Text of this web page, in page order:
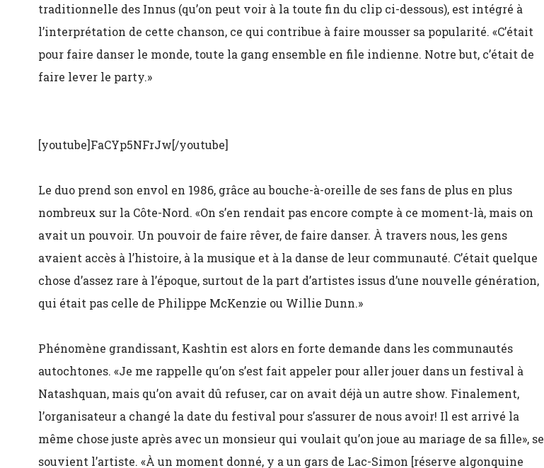
traditionnelle des Innus (qu’on peut voir à la toute fin du clip ci-dessous), est intégré à
l’interprétation de cette chanson, ce qui contribue à faire mousser sa popularité. «C’était
pour faire danser le monde, toute la gang ensemble en file indienne. Notre but, c’était de
faire lever le party.»
[youtube]FaCYp5NFrJw[/youtube]
Le duo prend son envol en 1986, grâce au bouche-à-oreille de ses fans de plus en plus
nombreux sur la Côte-Nord. «On s’en rendait pas encore compte à ce moment-là, mais on
avait un pouvoir. Un pouvoir de faire rêver, de faire danser. À travers nous, les gens
avaient accès à l’histoire, à la musique et à la danse de leur communauté. C’était quelque
chose d’assez rare à l’époque, surtout de la part d’artistes issus d’une nouvelle génération,
qui était pas celle de Philippe McKenzie ou Willie Dunn.»
Phénomène grandissant, Kashtin est alors en forte demande dans les communautés
autochtones. «Je me rappelle qu’on s’est fait appeler pour aller jouer dans un festival à
Natashquan, mais qu’on avait dû refuser, car on avait déjà un autre show. Finalement,
l’organisateur a changé la date du festival pour s’assurer de nous avoir! Il est arrivé la
même chose juste après avec un monsieur qui voulait qu’on joue au mariage de sa fille», se
souvient l’artiste. «À un moment donné, y a un gars de Lac-Simon [réserve algonquine